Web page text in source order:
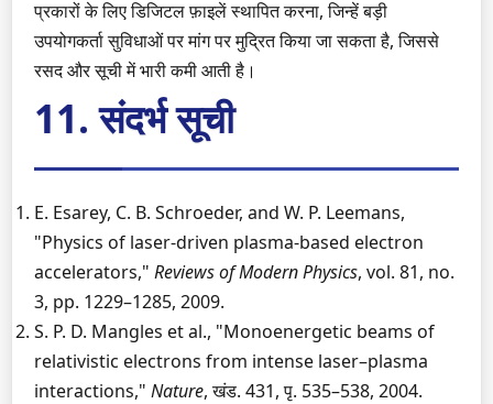
प्रकारों के लिए डिजिटल फ़ाइलें स्थापित करना, जिन्हें बड़ी
उपयोगकर्ता सुविधाओं पर मांग पर मुद्रित किया जा सकता है, जिससे
रसद और सूची में भारी कमी आती है।
11. संदर्भ सूची
E. Esarey, C. B. Schroeder, and W. P. Leemans,
"Physics of laser-driven plasma-based electron
accelerators," Reviews of Modern Physics, vol. 81, no.
3, pp. 1229–1285, 2009.
S. P. D. Mangles et al., "Monoenergetic beams of
relativistic electrons from intense laser–plasma
interactions," Nature, खंड. 431, पृ. 535–538, 2004.